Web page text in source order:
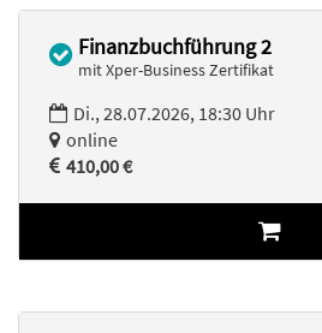
Finanzbuchführung 2
mit Xper-Business Zertifikat
Di., 28.07.2026, 18:30 Uhr
online
410,00 €